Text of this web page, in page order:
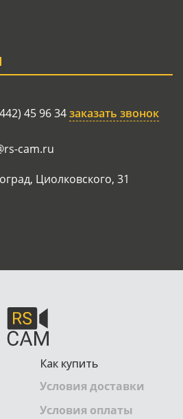
45 96 34заказать звонок
cam.ru
Циолковского, 31
Как купить
Условия доставки
Условия оплаты